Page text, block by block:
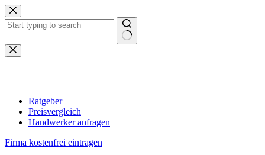
Zum
Inhalt
springen
Keine
Ergebnisse
Ratgeber
Preisvergleich
Handwerker anfragen
Firma kostenfrei eintragen